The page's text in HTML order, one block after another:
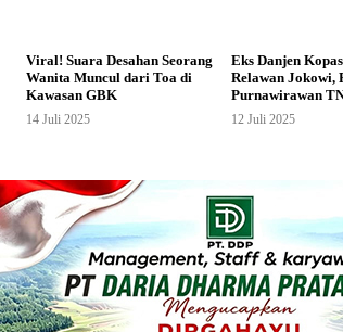
Viral! Suara Desahan Seorang
Wanita Muncul dari Toa di
Kawasan GBK
14 Juli 2025
Eks Danjen
Relawan Jokowi,
Purnawirawan
12 Juli 2025